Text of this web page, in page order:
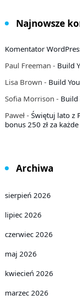
Najnowsze
Komentator
Paul Freeman - Build
Lisa Brown - Build
Sofia Morrison - Build
Paweł - Świętuj lato z
bonus 250 zł za
Archiwa
sierpień 2026
lipiec 2026
czerwiec 2026
maj 2026
kwiecień 2026
marzec 2026